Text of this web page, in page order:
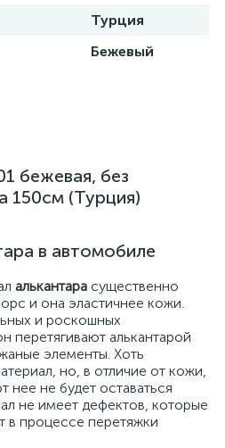
Турция
Бежевый
бежевая, без
150см (Турция)
в автомобиле
алькантара существенно
и она эластичнее кожи.
и роскошных
перетягивают алькантарой
элементы. Хоть
но, в отличие от кожи,
нее не будет оставаться
не имеет дефектов, которые
в процессе перетяжки